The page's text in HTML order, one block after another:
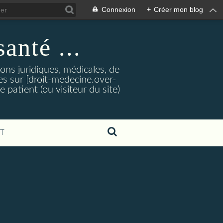
Connexion + Créer mon blog
...
juridiques, médicales, de
sur [droit-medecine.over-
patient (ou visiteur du site)